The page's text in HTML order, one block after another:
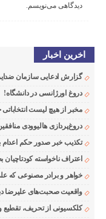
دیدگاهی می‌نویسم.
اخرین اخبار
گزارش ادعایی سازمان
دروغ اورژانسی در دانشگاه!
مخبر از هیچ لیست
دروغ‌پردازی هالیوودی
تکذیب خبر صدور حکم اعدام
اعتراف ناخواسته کودتاچیان
خواهر و برادر مصنوعی که
واقعیت صحبت‌های علیرضا
کلکسیونی از تحریف، تقطیع